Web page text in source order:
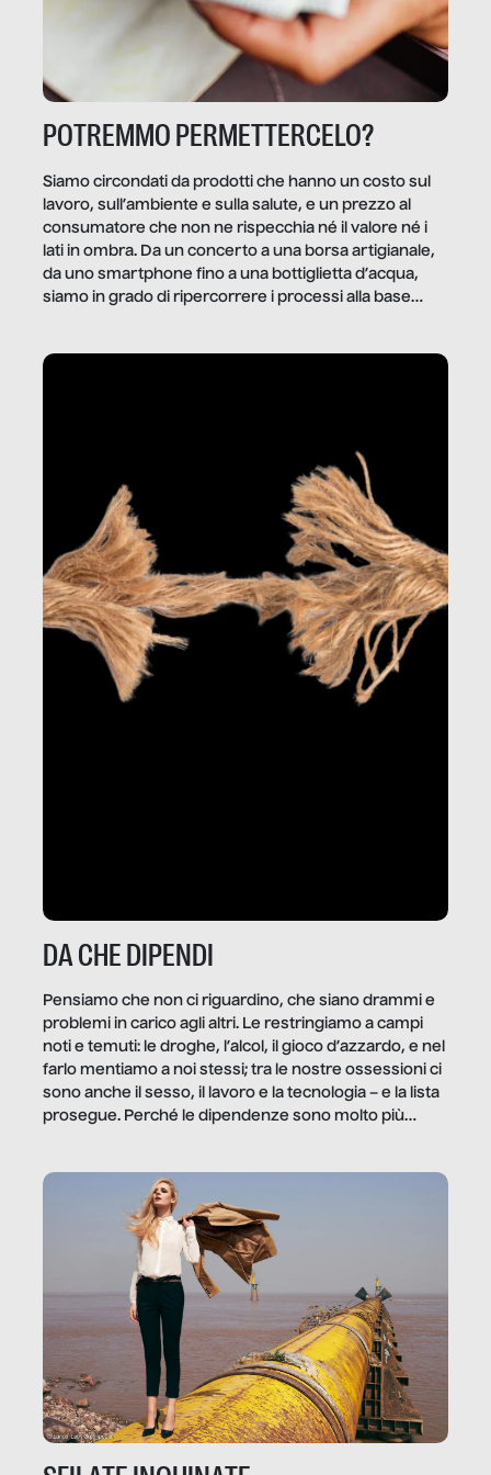
POTREMMO PERMETTERCELO?
Siamo circondati da prodotti che hanno un costo sul
lavoro, sull’ambiente e sulla salute, e un prezzo al
consumatore che non ne rispecchia né il valore né i
lati in ombra. Da un concerto a una borsa artigianale,
da uno smartphone fino a una bottiglietta d’acqua,
siamo in grado di ripercorrere i processi alla base
dietro gli oggetti e i servizi che fanno la nostra vita
DA CHE DIPENDI
Pensiamo che non ci riguardino, che siano drammi e
problemi in carico agli altri. Le restringiamo a campi
noti e temuti: le droghe, l’alcol, il gioco d’azzardo, e nel
farlo mentiamo a noi stessi; tra le nostre ossessioni ci
sono anche il sesso, il lavoro e la tecnologia – e la lista
prosegue. Perché le dipendenze sono molto più
trae un guadagno. In questo reportage vediamo
quale e come.